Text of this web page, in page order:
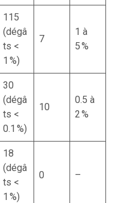
115
(dégâ
ts <
1 %)
7
1 à
5 %
30
(dégâ
ts <
0.1 %)
10
0.5 à
2 %
18
(dégâ
ts <
1 %)
0 –